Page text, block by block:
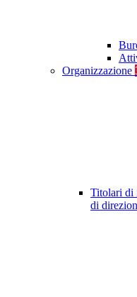
Organizzazione
Titolari di
di